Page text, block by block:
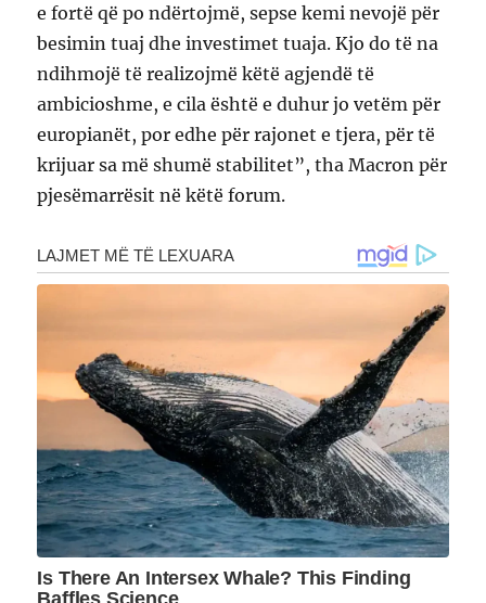
e fortë që po ndërtojmë, sepse kemi nevojë për
besimin tuaj dhe investimet tuaja. Kjo do të na
ndihmojë të realizojmë këtë agjendë të
ambicioshme, e cila është e duhur jo vetëm për
europianët, por edhe për rajonet e tjera, për të
krijuar sa më shumë stabilitet”, tha Macron për
pjesëmarrësit në këtë forum.